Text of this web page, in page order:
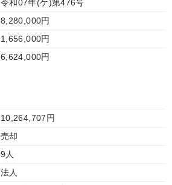
令和07年(ケ)第476号
8,280,000円
1,656,000円
6,624,000円
10,264,707円
売却
9人
法人